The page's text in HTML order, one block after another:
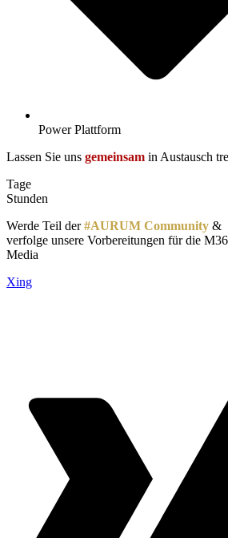
Power Plattform
Lassen Sie uns gemeinsam in Austausch
Tage
Stunden
Werde Teil der#AURUM Community &
verfolge unsere Vorbereitungen für die
Media
Xing